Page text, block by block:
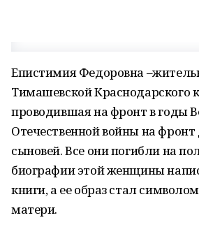
Епистимия Федоровна
Тимашевской Краснодарского
проводившая на фронт в годы
Отечественной войны на
сыновей. Все они погибли на
биографии этой женщины
книги, а ее образ стал
матери.